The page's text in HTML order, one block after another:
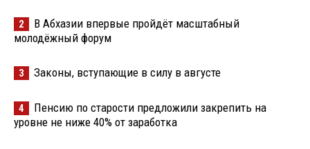
2
В Абхазии впервые пройдёт масштабный
молодёжный форум
3 Законы, вступающие в силу в августе
4
Пенсию по старости предложили закрепить на
уровне не ниже 40% от заработка